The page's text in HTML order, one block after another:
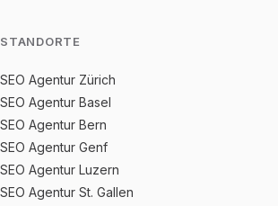
STANDORTE
SEO Agentur Zürich
SEO Agentur Basel
SEO Agentur Bern
SEO Agentur Genf
SEO Agentur Luzern
SEO Agentur St. Gallen